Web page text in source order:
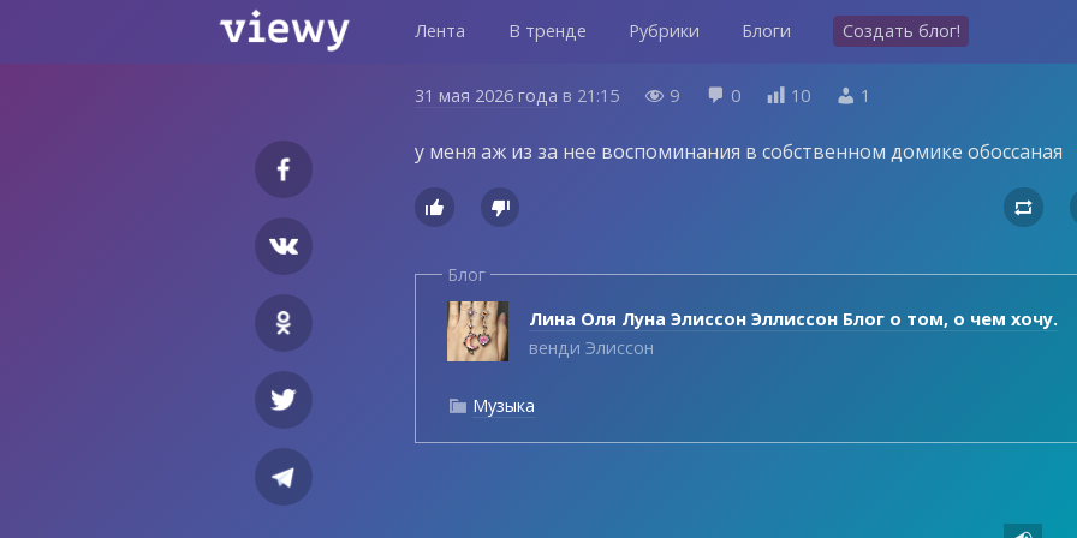
Лента В тренде Рубрики Блоги Создать блог!
31 мая 2026 года в 21:15  9  0  10  1
у меня аж из за нее воспоминания в собственном домике обоссаная
  
Блог
Лина Оля Луна Элиссон Эллиссон Блог о том, о чем хочу.
венди Элиссон
 Музыка